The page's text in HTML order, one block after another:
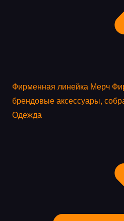
Фирменная линейка Мерч
брендовые аксессуары,
Одежда